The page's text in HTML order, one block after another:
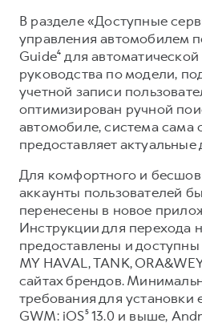
Коллекция Базовая
Коллекция Детская
В разделе «Доступные
управления автомобилем
Guide⁴ для
руководства по модели,
учетной записи
оптимизирован ручной
автомобиле, система сама
предоставляет актуальные
Для комфортного и
аккаунты пользователей
перенесены в новое
Инструкции для перехода
предоставлены и
MY HAVAL, TANK,
сайтах брендов.
требования для
GWM: iOS⁵ 13.0 и выше,